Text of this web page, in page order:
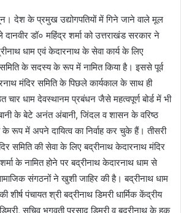
देश के प्रमुख उद्योगपतियों में गिने जाने वाले मूल
डॉ० महिंद्र शर्मा को उत्तराखंड सरकार ने
धाम एवं केदारनाथ के सेवा कार्य के लिए
के सदस्य के रूप में नामित किया है। इससे पूर्व
मंदिर समिति के पिछले कार्यकाल के साथ ही
चार धाम देवस्थानम प्रबंधन जैसे महत्वपूर्ण बोर्ड में भी
के बेटे अनंत अंबानी, जिंदल व शासन के वरिष्ठ
रूप में अपने दायित्व का निर्वाह कर चुके हैं। तीसरी
समिति की सेवा के लिए बद्रीनाथ केदारनाथ मंदिर
के नामित होने पर बद्रीनाथ केदारनाथ धाम से
संगठनों ने खुशी जाहिर की है। बद्रीनाथ धाम
शीर्ष पंचायत श्री बद्रीनाथ डिमरी धार्मिक केंद्रीय
सचिव भगवती प्रसाद डिमरी व बद्रीनाथ के हक